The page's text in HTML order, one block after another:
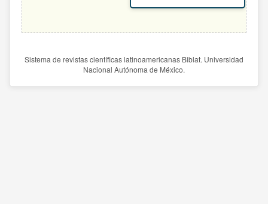
Sistema de revistas científicas latinoamericanas Biblat. Universidad
Nacional Autónoma de México.